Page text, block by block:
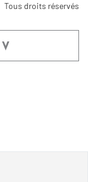
Tous droits réservés